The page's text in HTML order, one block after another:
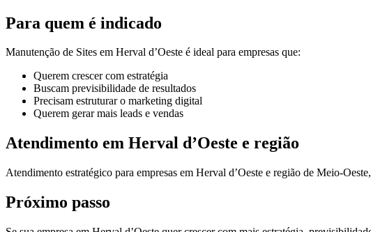
Para quem é indicado
Manutenção de Sites em Herval d’Oeste é ideal para empresas que:
Querem crescer com estratégia
Buscam previsibilidade de resultados
Precisam estruturar o marketing digital
Querem gerar mais leads e vendas
Atendimento em Herval d’Oeste e região
Atendimento estratégico para empresas em Herval d’Oeste e região de Meio-
Próximo passo